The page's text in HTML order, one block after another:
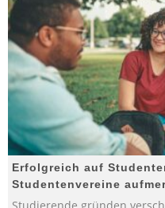
Erfolgreich auf
Studentenvereine
Studierende gründen